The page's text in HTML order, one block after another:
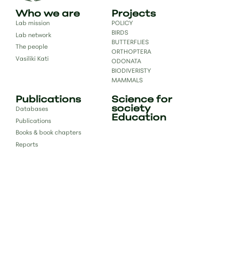
Who we are
Lab mission
Lab network
The people
Vasiliki Kati
Projects
POLICY
BIRDS
BUTTERFLIES
ORTHOPTERA
ODONATA
BIODIVERISTY
MAMMALS
Publications
Databases
Publications
Books & book chapters
Reports
Science for
society
Education